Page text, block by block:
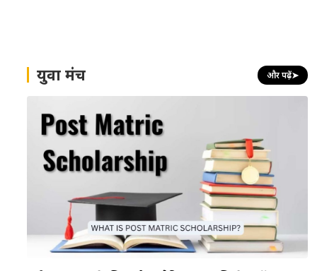
युवा मंच और पढ़ें➤